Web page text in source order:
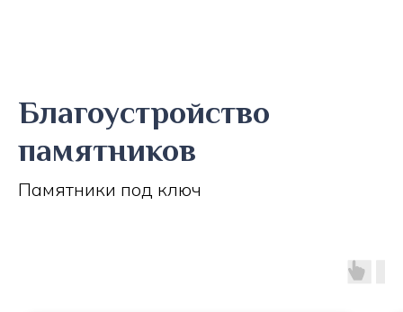
Благоустройство
памятников
Памятники под ключ